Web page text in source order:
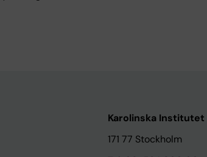
Karolinska Institutet
171 77 Stockholm